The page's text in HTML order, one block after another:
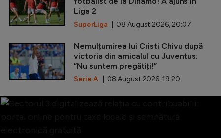
Liga 2
SuperLiga | 08 August 2026, 20:07
Nemulțumirea lui Cristi Chivu după
victoria din amicalul cu Juventus:
”Nu suntem pregătiți!”
Serie A | 08 August 2026, 19:20